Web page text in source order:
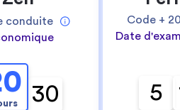
conduite
30
Code +
Date
5